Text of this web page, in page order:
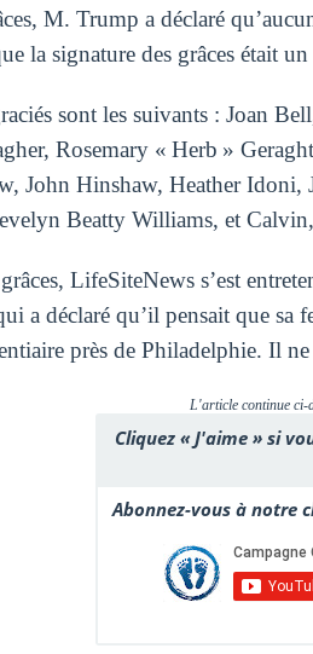
M. Trump a déclaré
la signature des grâces était
sont les suivants : Joan
Rosemary « Herb »
John Hinshaw, Heather
Beatty Williams, et
LifeSiteNews s’est
a déclaré qu’il pensait que sa
près de Philadelphie. Il
L'article continue ci-
Cliquez « J'aime » si
Abonnez-vous à notre